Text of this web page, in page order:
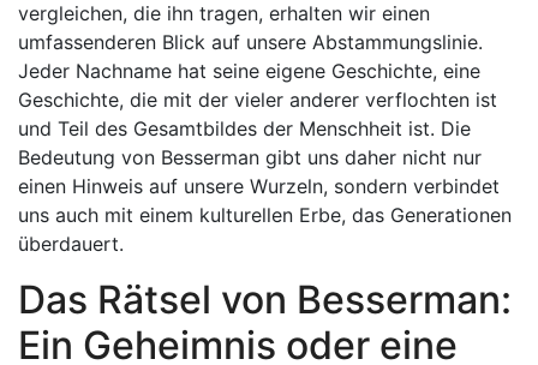
vergleichen, die ihn tragen, erhalten wir einen
umfassenderen Blick auf unsere Abstammungslinie.
Jeder Nachname hat seine eigene Geschichte, eine
Geschichte, die mit der vieler anderer verflochten ist
und Teil des Gesamtbildes der Menschheit ist. Die
Bedeutung von Besserman gibt uns daher nicht nur
einen Hinweis auf unsere Wurzeln, sondern verbindet
uns auch mit einem kulturellen Erbe, das Generationen
überdauert.
Das Rätsel von Besserman:
Ein Geheimnis oder eine